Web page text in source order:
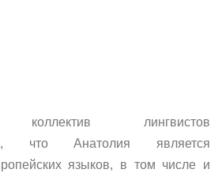
коллектив лингвистов
что Анатолия является
языков, в том числе и